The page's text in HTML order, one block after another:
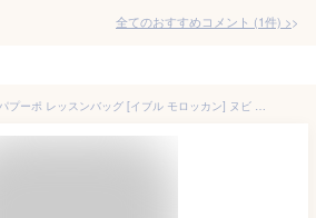
全てのおすすめコメント (1件) >
[PUPPAPUPO] プッパプーポ レッスンバッグ [イブル モロッカン] ヌビ バッグ ループ付き (17スター×グレー)